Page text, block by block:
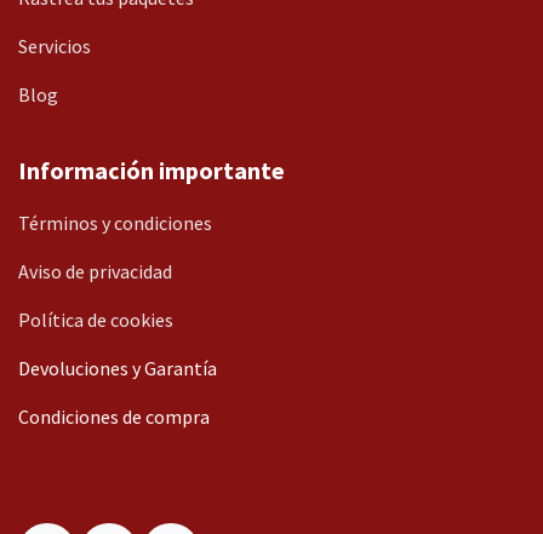
Servicios
Blog
Información importante
Términos y condiciones
Aviso de privacidad
Política de cookies
Devoluciones y Garantía
Condiciones de compra